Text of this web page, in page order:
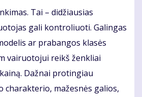
Tai – didžiausias
gali kontroliuoti. Galingas
ar prabangos klasės
vairuotojui reikš ženkliai
Dažnai protingiau
charakterio, mažesnės galios,